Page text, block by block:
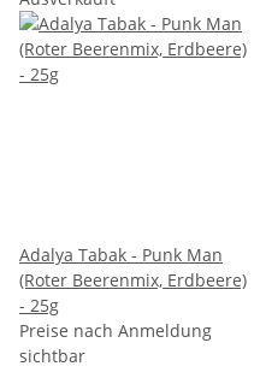
Adalya Tabak - Punk Man
(Roter Beerenmix, Erdbeere)
- 25g
Preise nach Anmeldung
sichtbar